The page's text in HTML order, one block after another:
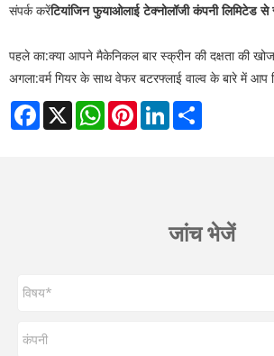
संपर्क करेंटियांजिन फुयाओलाई टेक्नोलॉजी कंपनी लिमिटेड
पहले का:क्या आपने मैकेनिकल बार स्क्रीन की दक्षता की
अगला:वर्म गियर के साथ वेफर बटरफ्लाई वाल्व के बारे में आप
Facebook
X WhatsAppPinterestLinkedIn
जांच भेजें